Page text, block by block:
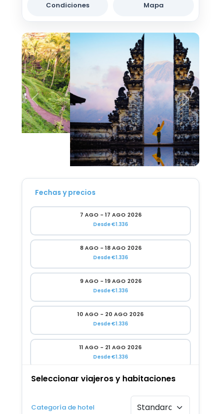
Condiciones Mapa
Fechas y precios
7 AGO - 17 AGO 2026
Desde €1.336
8 AGO - 18 AGO 2026
Desde €1.336
9 AGO - 19 AGO 2026
Desde €1.336
10 AGO - 20 AGO 2026
Desde €1.336
11 AGO - 21 AGO 2026
Desde €1.336
12 AGO - 22 AGO 2026
Seleccionar viajeros y habitaciones
Categoría de hotel